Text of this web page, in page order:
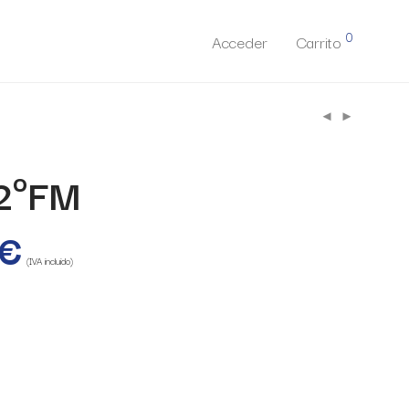
Acceder Carrito 0
(IVA incluido)